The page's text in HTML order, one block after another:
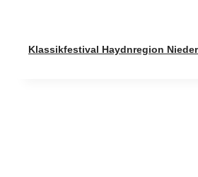
Klassikfestival Haydnregion